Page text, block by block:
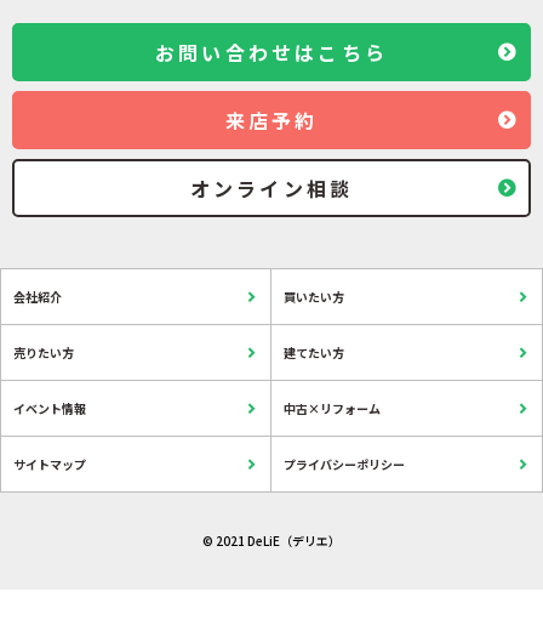
お問い合わせはこちら
来店予約
オンライン相談
会社紹介 買いたい方
売りたい方 建てたい方
イベント情報 中古×リフォーム
サイトマップ プライバシーポリシー
© 2021 DeLiE（デリエ）